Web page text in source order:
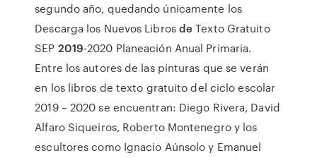
segundo año, quedando únicamente los
Descarga los Nuevos LibrosdeTexto Gratuito
SEP 2019-2020 Planeación Anual Primaria.
Entre los autores de las pinturas que se verán
en los libros de texto gratuito del ciclo escolar
2019 – 2020 se encuentran: Diego Rivera, David
Alfaro Siqueiros, Roberto Montenegro y los
escultores como Ignacio Aúnsolo y Emanuel